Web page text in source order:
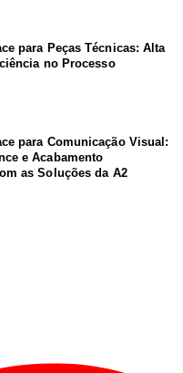
para Peças Técnicas: Alta
no Processo
para Comunicação Visual:
e Acabamento
as Soluções da A2